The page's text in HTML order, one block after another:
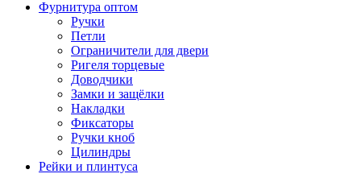
Фурнитура оптом
Ручки
Петли
Ограничители для двери
Ригеля торцевые
Доводчики
Замки и защёлки
Накладки
Фиксаторы
Ручки кноб
Цилиндры
Рейки и плинтуса